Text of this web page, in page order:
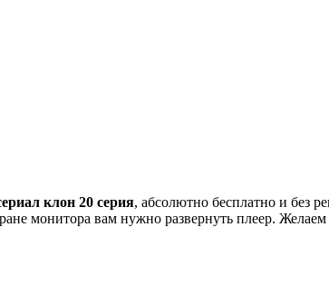
клон 20 серия, абсолютно бесплатно и без
монитора вам нужно развернуть плеер.